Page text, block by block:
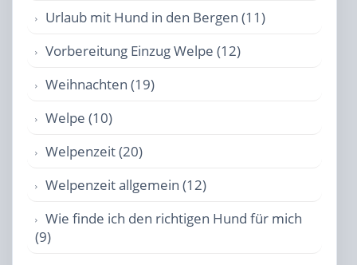
Urlaub mit Hund in den Bergen (11)
Vorbereitung Einzug Welpe (12)
Weihnachten (19)
Welpe (10)
Welpenzeit (20)
Welpenzeit allgemein (12)
Wie finde ich den richtigen Hund für mich
(9)